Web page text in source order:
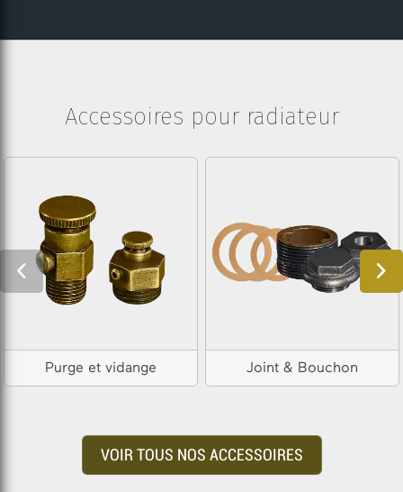
Accessoires pour radiateur
Purge et vidange Joint & Bouchon
VOIR TOUS NOS ACCESSOIRES